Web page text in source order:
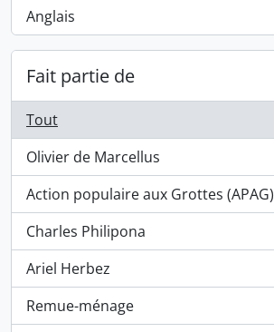
Anglais
, 88 résultats
Fait partie de
Tout
Olivier de Marcellus
, 40 résultats
Action populaire aux Grottes (APAG)
, 16 résultats
Charles Philipona
, 15 résultats
Ariel Herbez
, 15 résultats
Remue-ménage
, 11 résultats